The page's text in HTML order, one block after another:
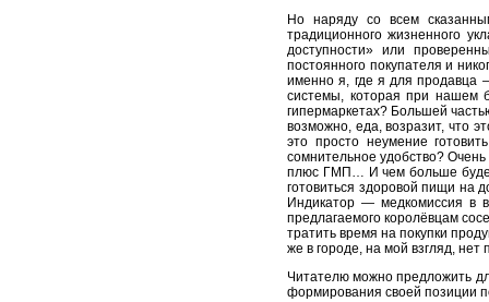
Но наряду со всем
традиционного жизненного
доступности» или
постоянного покупателя и
именно я, где я для продавца
системы, которая при нашем
гипермаркетах? Большей
возможно, еда, возразит, что
это просто неумение
сомнительное удобство?
плюс ГМП… И чем больше
готовиться здоровой пищи на
Индикатор — медкомиссия в
предлагаемого королёвцам
тратить время на покупки
же в городе, на мой взгляд, нет
Читателю можно предложить
формирования своей позиции